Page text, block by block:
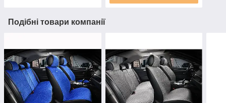
Подібні товари компанії